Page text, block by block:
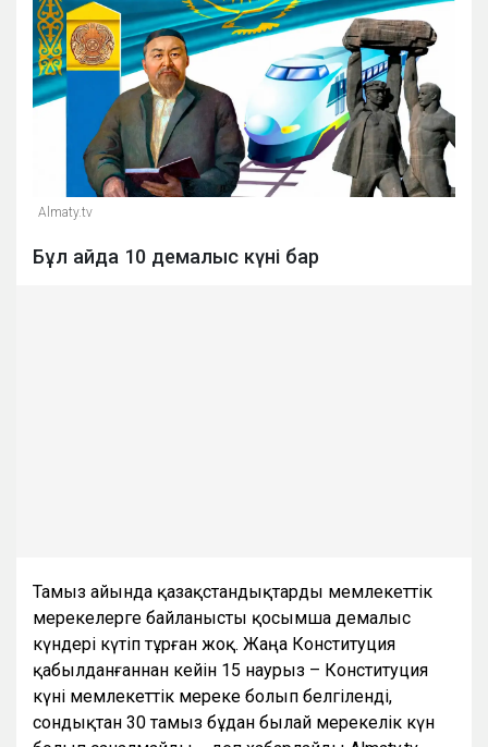
Almaty.tv
Бұл айда 10 демалыс күні бар
Тамыз айында қазақстандықтарды мемлекеттік
мерекелерге байланысты қосымша демалыс
күндері күтіп тұрған жоқ. Жаңа Конституция
қабылданғаннан кейін 15 наурыз – Конституция
күні мемлекеттік мереке болып белгіленді,
сондықтан 30 тамыз бұдан былай мерекелік күн